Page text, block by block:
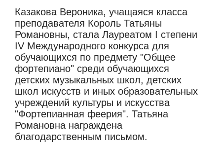
Казакова Вероника, учащаяся класса
преподавателя Король Татьяны
Романовны, стала Лауреатом I степени
IV Международного конкурса для
обучающихся по предмету "Общее
фортепиано" среди обучающихся
детских музыкальных школ, детских
школ искусств и иных образовательных
учреждений культуры и искусства
"Фортепианная феерия". Татьяна
Романовна награждена
благодарственным письмом.